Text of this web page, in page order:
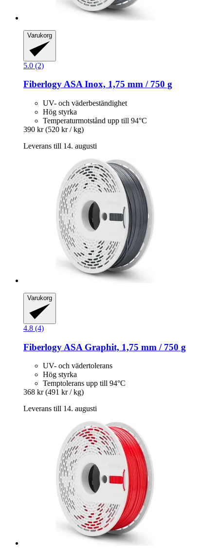
Varukorg
5.0 (2)
FiberlogyASA Inox, 1,75 mm / 750 g
UV- och väderbeständighet
Hög styrka
Temperaturmotstånd upp till 94°C
390 kr (520 kr / kg)
Leverans till 14. augusti
Varukorg
4.8 (4)
Fiberlogy ASA Graphit, 1,75 mm / 750 g
UV- och vädertolerans
Hög styrka
Temptolerans upp till 94°C
368 kr (491 kr / kg)
Leverans till 14. augusti